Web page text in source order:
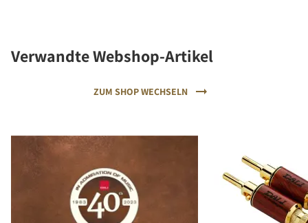
Verwandte Webshop-Artikel
ZUM SHOP WECHSELN